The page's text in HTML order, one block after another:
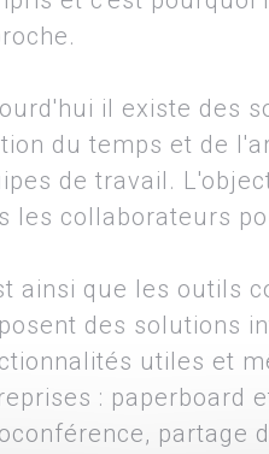
il existe des
du temps et de
de travail.
les collaborateurs
ainsi que les outils
des solutions
utiles et
: paperboard
partage